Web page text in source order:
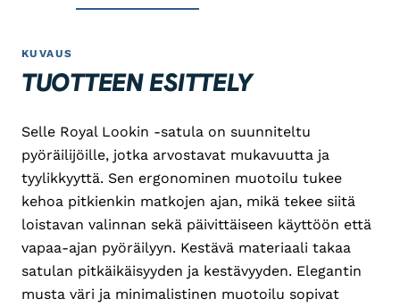
KUVAUS
TUOTTEEN ESITTELY
Selle Royal Lookin -satula on suunniteltu
pyöräilijöille, jotka arvostavat mukavuutta ja
tyylikkyyttä. Sen ergonominen muotoilu tukee
kehoa pitkienkin matkojen ajan, mikä tekee siitä
loistavan valinnan sekä päivittäiseen käyttöön että
vapaa-ajan pyöräilyyn. Kestävä materiaali takaa
satulan pitkäikäisyyden ja kestävyyden. Elegantin
musta väri ja minimalistinen muotoilu sopivat